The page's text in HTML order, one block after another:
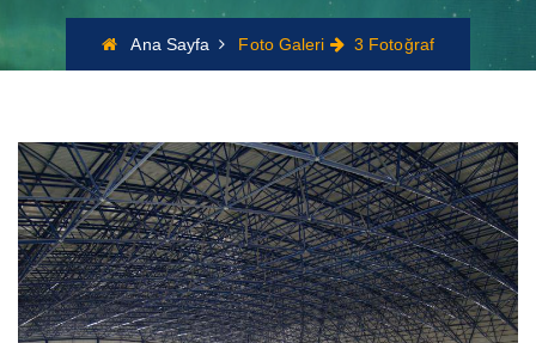
Ana Sayfa Foto Galeri 3 Fotoğraf